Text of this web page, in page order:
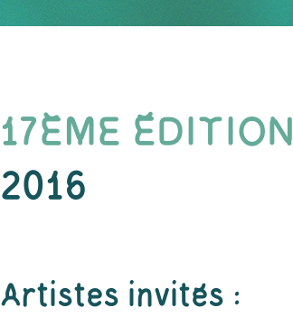
17ÈME ÉDITION
2016
Artistes invités :